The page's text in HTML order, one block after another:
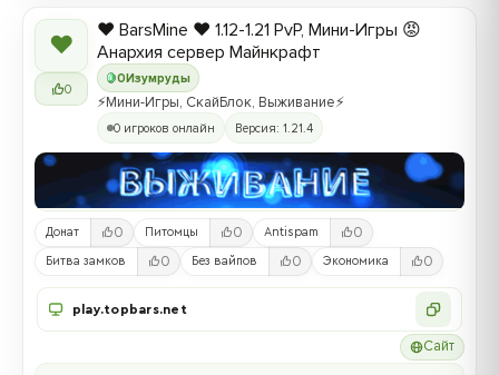
❤
0
0Изумруды
❤️ BarsMine ❤️ 1.12-1.21 PvP, Мини-Игры 😡
Анархия сервер Майнкрафт
⚡Мини-Игры, СкайБлок, Выживание⚡
0 игроков онлайн Версия: 1.21.4
Донат 0 Питомцы 0 Antispam 0
Битва замков 0 Без вайпов 0 Экономика 0
play.topbars.net
Сайт